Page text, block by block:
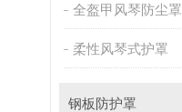
全盔甲风琴防尘罩
柔性风琴式护罩
钢板防护罩